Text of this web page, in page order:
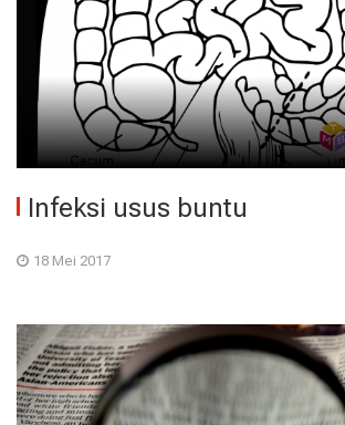
Infeksi usus buntu
18 Mei 2017